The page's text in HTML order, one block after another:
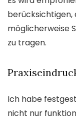
berücksichtigen,
möglicherweise
zu tragen.
Ich habe
nicht nur